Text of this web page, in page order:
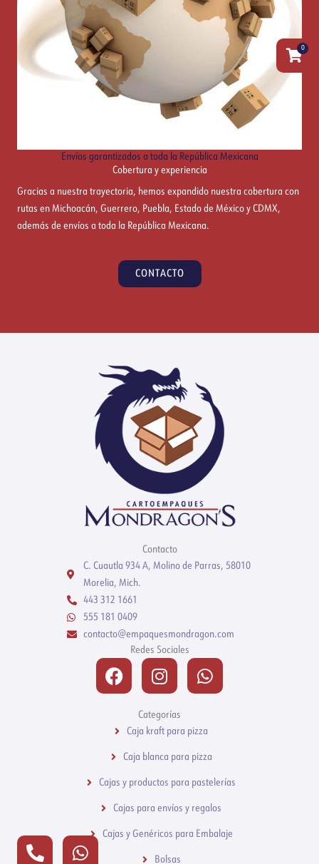
Envíos garantizados a toda la República Mexicana
Cobertura y experiencia
Gracias a nuestra trayectoria, hemos expandido nuestra cobertura con
rutas en Michoacán, Guerrero, Puebla, Estado de México y CDMX,
además de envíos a toda la República Mexicana.
CONTACTO
Contacto
C. Cuautla 934 A, Molino de Parras, 58010
Morelia, Mich.
443 312 1661
555 181 0409
contacto@empaquesmondragon.com
Redes Sociales
FacebookInstagramWhatsapp
Categorías
Caja kraft para pizza
Caja blanca para pizza
Cajas y productos para pastelerías
Cajas para envíos y regalos
Cajas y Genéricos para Embalaje
Bolsas
0
Phone-Whatsapp